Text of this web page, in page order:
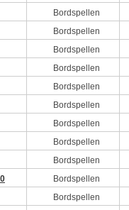
Bordspellen
Bordspellen
Bordspellen
Bordspellen
Bordspellen
Bordspellen
Bordspellen
Bordspellen
Bordspellen
Bordspellen
Bordspellen